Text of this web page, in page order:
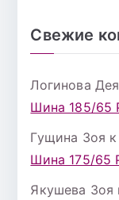
Свежие
Логинова Дея
Шина 185/65
Гущина Зоя
Шина 175/65
Якушева Зоя